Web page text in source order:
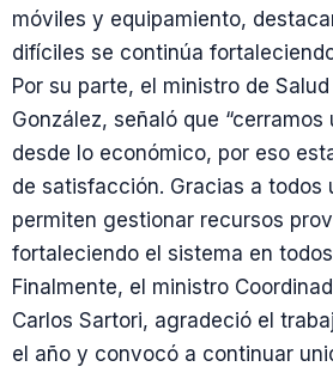
móviles y equipamiento,
difíciles se continúa
Por su parte, el ministro de
González, señaló que
desde lo económico, por eso
de satisfacción. Gracias a todos
permiten gestionar recursos
fortaleciendo el sistema en todos
Finalmente, el ministro
Carlos Sartori, agradeció el
el año y convocó a continuar